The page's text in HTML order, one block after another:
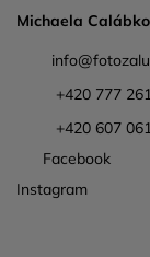
Michaela
info@
+420 777
+420 607
Facebook
Instagram